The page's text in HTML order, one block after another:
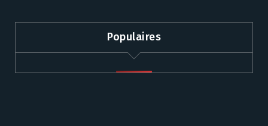
Populaires